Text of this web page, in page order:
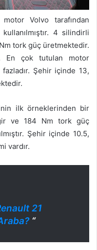
Volvo tarafından
4 silindirli
tork güç üretmektedir.
En çok tutulan motor
Şehir içinde 13,
ilk örneklerinden bir
ve 184 Nm tork güç
Şehir içinde 10.5,
vardır.
21
“